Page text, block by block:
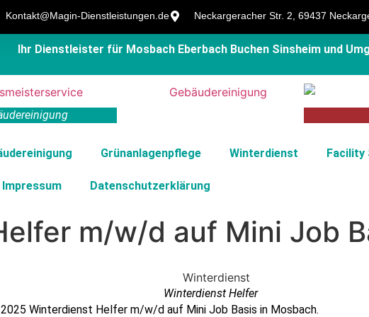
Kontakt@Magin-Dienstleistungen.de Neckargeracher Str. 2, 69437
Ihr Dienstleister für Mosbach Eberbach Buchen Sinsheim und
Grünanlagenpflege Winterdienst Facility
Impressum Datenschutz­erklärung
m/w/d auf Mini Job
Winterdienst Helfer
Winterdienst Helfer m/w/d auf Mini Job Basis in Mosbach.